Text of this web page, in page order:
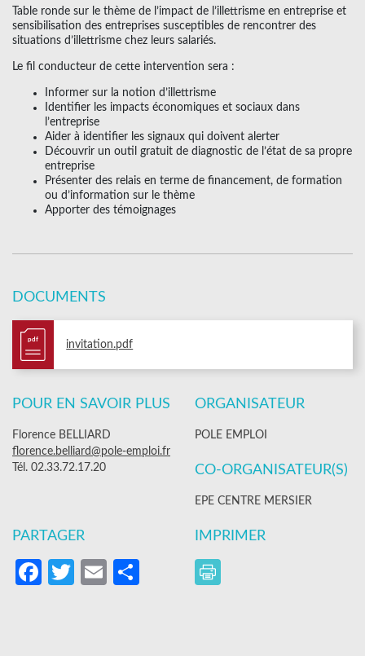
Table ronde sur le thème de l’impact de l’illettrisme en entreprise et
sensibilisation des entreprises susceptibles de rencontrer des
situations d’illettrisme chez leurs salariés.
Le fil conducteur de cette intervention sera :
Informer sur la notion d’illettrisme
Identifier les impacts économiques et sociaux dans
l’entreprise
Aider à identifier les signaux qui doivent alerter
Découvrir un outil gratuit de diagnostic de l’état de sa propre
entreprise
Présenter des relais en terme de financement, de formation
ou d’information sur le thème
Apporter des témoignages
DOCUMENTS
pdf invitation.pdf
POUR EN SAVOIR PLUS
Florence BELLIARD
florence.belliard@pole-emploi.fr
Tél. 02.33.72.17.20
ORGANISATEUR
POLE EMPLOI
CO-ORGANISATEUR(S)
EPE CENTRE MERSIER
PARTAGER
Facebook
Twitter
EmailPartager
IMPRIMER